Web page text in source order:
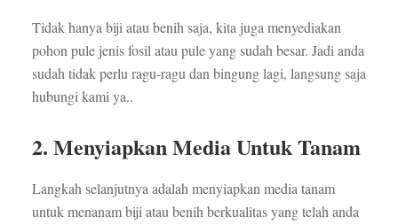
Tidak hanya biji atau benih saja, kita juga menyediakan
pohon pule jenis fosil atau pule yang sudah besar. Jadi anda
sudah tidak perlu ragu-ragu dan bingung lagi, langsung saja
hubungi kami ya..
2. Menyiapkan Media Untuk Tanam
Langkah selanjutnya adalah menyiapkan media tanam
untuk menanam biji atau benih berkualitas yang telah anda